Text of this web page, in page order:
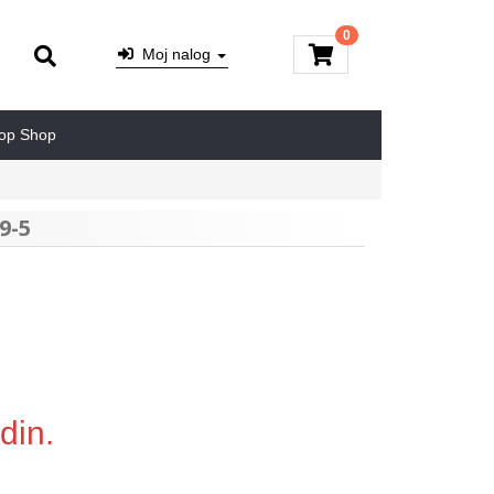
Moj nalog
0
Shop
5
din.